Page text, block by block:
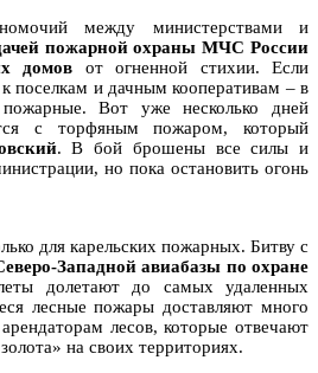
между министерствами и
пожарной охраны МЧС России
домов от огненной стихии. Если
поселкам и дачным кооперативам – в
Вот уже несколько дней
с торфяным пожаром, который
. В бой брошены все силы и
но пока остановить огонь
для карельских пожарных. Битву с
Западной авиабазы по охране
долетают до самых удаленных
лесные пожары доставляют много
лесов, которые отвечают
на своих территориях.